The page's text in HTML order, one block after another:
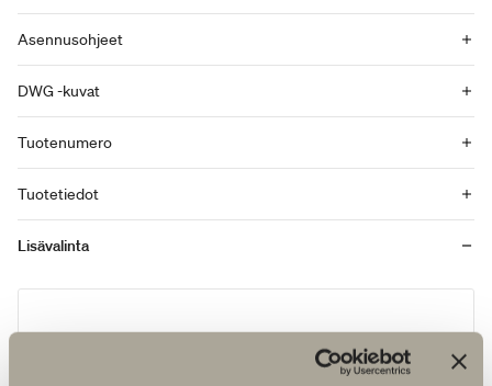
Asennusohjeet
DWG -kuvat
Tuotenumero
Tuotetiedot
Lisävalinta